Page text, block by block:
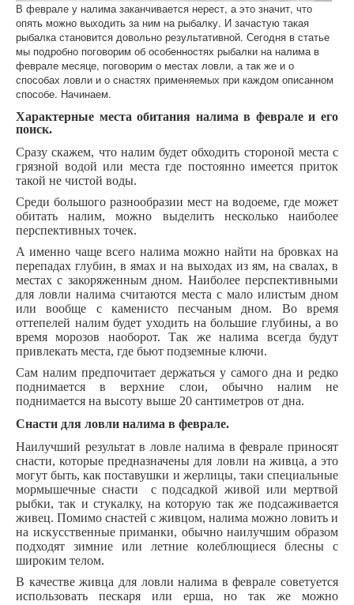
В феврале у налима заканчивается нерест, а это значит, что
опять можно выходить за ним на рыбалку. И зачастую такая
рыбалка становится довольно результативной. Сегодня в статье
мы подробно поговорим об особенностях рыбалки на налима в
феврале месяце, поговорим о местах ловли, а так же и о
способах ловли и о снастях применяемых при каждом описанном
способе. Начинаем.
Характерные места обитания налима в феврале и его
поиск.
Сразу скажем, что налим будет обходить стороной места с
грязной водой или места где постоянно имеется приток
такой не чистой воды.
Среди большого разнообразии мест на водоеме, где может
обитать налим, можно выделить несколько наиболее
перспективных точек.
А именно чаще всего налима можно найти на бровках на
перепадах глубин, в ямах и на выходах из ям, на свалах, в
местах с закоряженным дном. Наиболее перспективными
для ловли налима считаются места с мало илистым дном
или вообще с каменисто песчаным дном. Во время
оттепелей налим будет уходить на большие глубины, а во
время морозов наоборот. Так же налима всегда будут
привлекать места, где бьют подземные ключи.
Сам налим предпочитает держаться у самого дна и редко
поднимается в верхние слои, обычно налим не
поднимается на высоту выше 20 сантиметров от дна.
Снасти для ловли налима в феврале.
Наилучший результат в ловле налима в феврале приносят
снасти, которые предназначены для ловли на живца, а это
могут быть, как поставушки и жерлицы, таки специальные
мормышечные снасти с подсадкой живой или мертвой
рыбки, так и стукалку, на которую так же подсаживается
живец. Помимо снастей с живцом, налима можно ловить и
на искусственные приманки, обычно наилучшим образом
подходят зимние или летние колеблющиеся блесны с
широким телом.
В качестве живца для ловли налима в феврале советуется
использовать пескаря или ерша, но так же можно